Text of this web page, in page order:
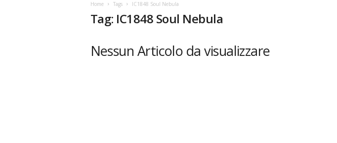
t
Home Tags IC1848 Soul Nebula
Tag: IC1848 Soul Nebula
Nessun Articolo da visualizzare